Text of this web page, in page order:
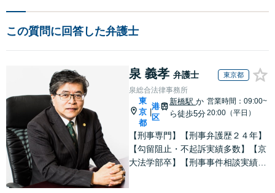
この質問に回答した弁護士
泉 義孝 弁護士 東京都
泉総合法律事務所
東
京
都
|
港
区
新橋駅か
ら徒歩5分
営業時間：09:00~
20:00（平日）
【刑事専門】【刑事弁護歴２４年】
【勾留阻止・不起訴実績多数】【京
大法学部卒】【刑事事件相談実績77